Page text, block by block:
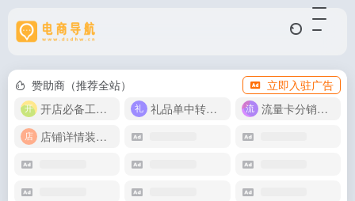
赞助商（推荐全站）
立即入驻广告
开店必备工具箱
礼品单中转同步单
流量卡分销代理
店铺详情装修模版